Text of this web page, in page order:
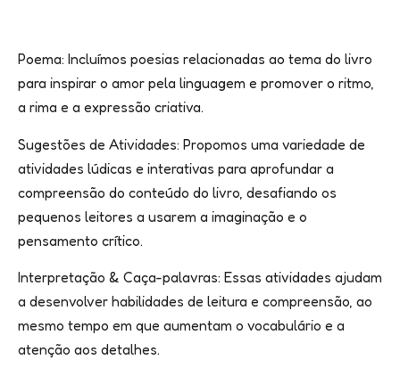
Poema: Incluímos poesias relacionadas ao tema do livro
para inspirar o amor pela linguagem e promover o ritmo,
a rima e a expressão criativa.
Sugestões de Atividades: Propomos uma variedade de
atividades lúdicas e interativas para aprofundar a
compreensão do conteúdo do livro, desafiando os
pequenos leitores a usarem a imaginação e o
pensamento crítico.
Interpretação & Caça-palavras: Essas atividades ajudam
a desenvolver habilidades de leitura e compreensão, ao
mesmo tempo em que aumentam o vocabulário e a
atenção aos detalhes.